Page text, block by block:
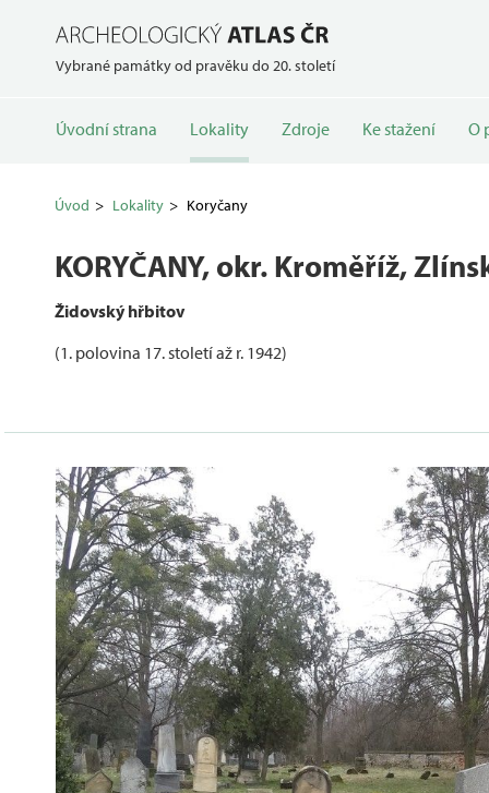
Vybrané památky od pravěku do 20. století
Úvodní strana Lokality Zdroje Ke stažení O
Úvod Lokality Koryčany
KORYČANY, okr. Kroměříž,
Židovský hřbitov
(1. polovina 17. století až r. 1942)